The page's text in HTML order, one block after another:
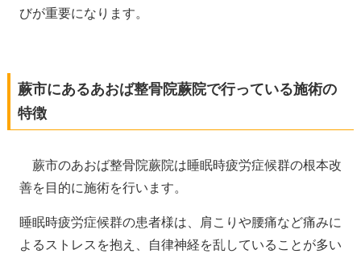
びが重要になります。
蕨市にあるあおば整骨院蕨院で行っている施術の
特徴
蕨市のあおば整骨院蕨院は睡眠時疲労症候群の根本改
善を目的に施術を行います。
睡眠時疲労症候群の患者様は、肩こりや腰痛など痛みに
よるストレスを抱え、自律神経を乱していることが多い